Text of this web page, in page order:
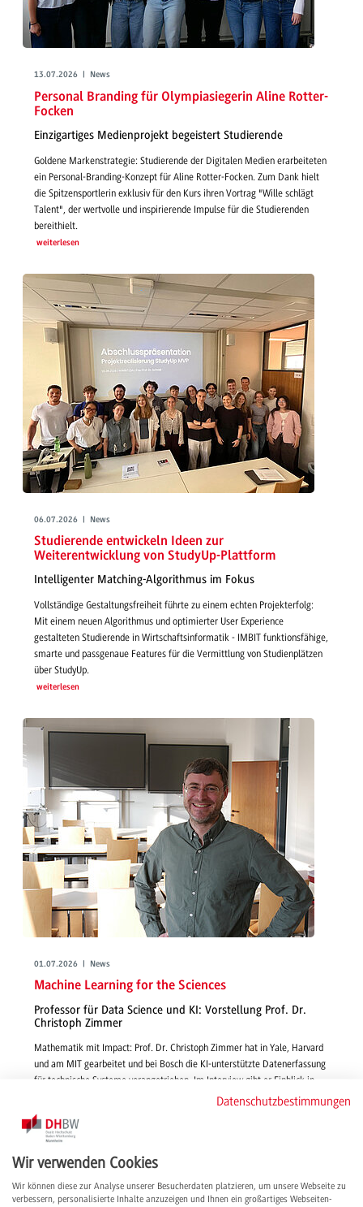
13.07.2026 | News
Personal Branding für Olympiasiegerin Aline Rotter-
Focken
Einzigartiges Medienprojekt begeistert Studierende
Goldene Markenstrategie: Studierende der Digitalen Medien erarbeiteten
ein Personal-Branding-Konzept für Aline Rotter-Focken. Zum Dank hielt
die Spitzensportlerin exklusiv für den Kurs ihren Vortrag "Wille schlägt
Talent", der wertvolle und inspirierende Impulse für die Studierenden
bereithielt.
weiterlesen
06.07.2026 | News
Studierende entwickeln Ideen zur
Weiterentwicklung von StudyUp-Plattform
Intelligenter Matching-Algorithmus im Fokus
Vollständige Gestaltungsfreiheit führte zu einem echten Projekterfolg:
Mit einem neuen Algorithmus und optimierter User Experience
gestalteten Studierende in Wirtschaftsinformatik - IMBIT funktionsfähige,
smarte und passgenaue Features für die Vermittlung von Studienplätzen
über StudyUp.
weiterlesen
01.07.2026 | News
Machine Learning for the Sciences
Professor für Data Science und KI: Vorstellung Prof. Dr.
Christoph Zimmer
Mathematik mit Impact: Prof. Dr. Christoph Zimmer hat in Yale, Harvard
und am MIT gearbeitet und bei Bosch die KI-unterstützte Datenerfassung
für technische Systeme vorangetrieben. Im Interview gibt er Einblick in
seine Lehre und Forschung, berichtet, warum er sich für die DHBW
entschieden hat und teilt seine internationalen Erfahrungen.
weiterlesen
Datenschutzbestimmungen
Wir verwenden Cookies
Wir können diese zur Analyse unserer Besucherdaten platzieren, um unsere Webseite zu
verbessern, personalisierte Inhalte anzuzeigen und Ihnen ein großartiges Webseiten-